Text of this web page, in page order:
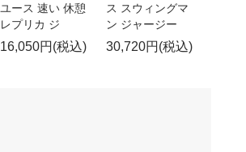
ユース 速い 休憩
レプリカ ジ
16,050円(税込)
ス スウィングマ
ン ジャージー
30,720円(税込)